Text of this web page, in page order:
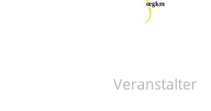
Veranstalter